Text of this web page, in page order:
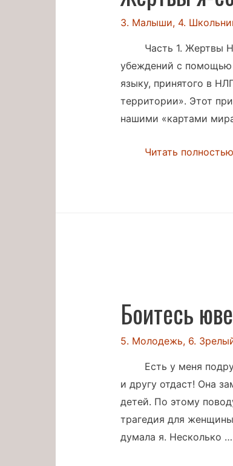
3. Малыши, 4.
Часть 1. Жертвы
убеждений с помощью
языку, принятого в
территории». Этот
нашими «картами
Жертвы
Читать
Боитесь
5. Молодежь, 6.
Есть у меня
и другу отдаст! Она
детей. По этому
трагедия для
думала я. Несколько …